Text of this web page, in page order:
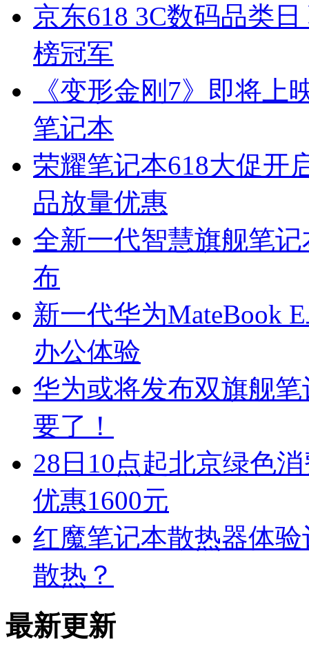
京东618 3C数码品类
榜冠军
《变形金刚7》即将
笔记本
荣耀笔记本618大促开
品放量优惠
全新一代智慧旗舰笔记
布
新一代华为MateBook
办公体验
华为或将发布双旗舰笔
要了！
28日10点起北京绿色
优惠1600元
红魔笔记本散热器体
散热？
最新更新